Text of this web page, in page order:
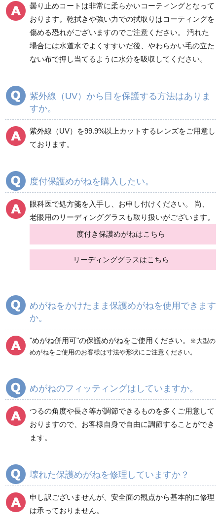
曇り止めコートは非常に柔らかいコーティングとなって
おります。乾拭きや強い力での拭取りはコーティングを
傷める恐れがございますのでご注意ください。 汚れた
場合には水道水でよくすすいだ後、やわらかい毛の立た
ない布で押し当てるように水分を吸収してください。
紫外線（UV）から目を保護する方法はありま
すか。
紫外線（UV）を99.9%以上カットするレンズをご用意し
ております。
度付保護めがねを購入したい。
眼科医で処方箋を入手し、お申し付けください。 尚、
老眼用のリーディンググラスも取り扱いがございます。
度付き保護めがねはこちら
リーディンググラスはこちら
めがねをかけたまま保護めがねを使用できます
か。
"めがね併用可"の保護めがねをご使用ください。
※大型の
めがねをご使用のお客様は寸法や形状にご注意ください。
めがねのフィッティングはしていますか。
つるの角度や長さ等が調節できるものを多くご用意して
おりますので、お客様自身で自由に調節することができ
ます。
壊れた保護めがねを修理していますか？
申し訳ございませんが、安全面の観点から基本的に修理
は承っておりません。